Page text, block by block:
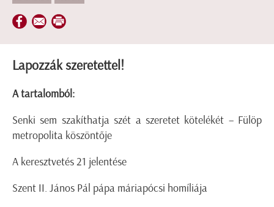
Lapozzák szeretettel!
A tartalomból:
Senki sem szakíthatja szét a szeretet kötelékét – Fülöp
metropolita köszöntője
A keresztvetés 21 jelentése
Szent II. János Pál pápa máriapócsi homíliája